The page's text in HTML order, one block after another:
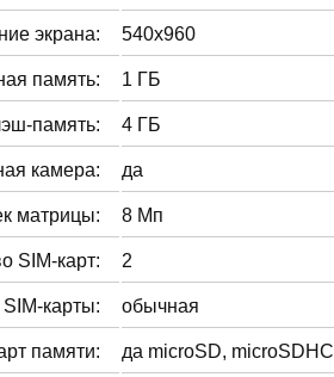
экрана: 540x960
память: 1 ГБ
память: 4 ГБ
камера: да
матрицы: 8 Мп
SIM-карт: 2
карты: обычная
памяти: да microSD, microSDHC